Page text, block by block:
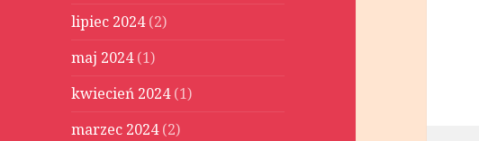
lipiec 2024(2)
maj 2024(1)
kwiecień 2024(1)
marzec 2024(2)